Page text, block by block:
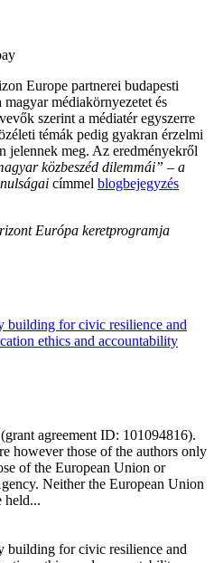
Europe partnerei budapesti
médiakörnyezetet és
szerint a médiatér egyszerre
témák pedig gyakran érzelmi
jelennek meg. Az eredményekről
közbeszéd dilemmái”​ – a
címmel blogbejegyzés
Európa keretprogramja
for civic resilience and
ethics and accountability
agreement ID: 101094816).
however those of the authors only
of the European Union or
Neither the European Union
held...
for civic resilience and